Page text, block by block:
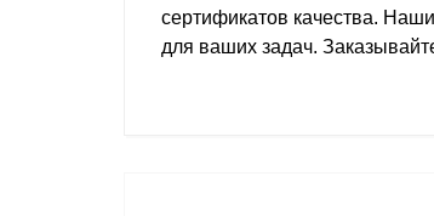
сертификатов качества.
для ваших задач.